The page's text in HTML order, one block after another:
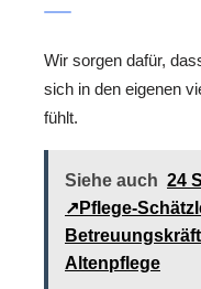
Wir sorgen dafür,
sich in den eigenen
fühlt.
Siehe auch 24
↗️Pflege-
Altenpflege